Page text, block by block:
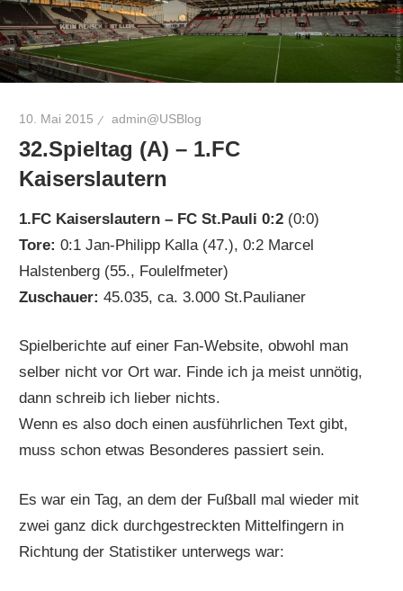
10. Mai 2015 admin@USBlog
32.Spieltag (A) – 1.FC
Kaiserslautern
1.FC Kaiserslautern – FC St.Pauli 0:2 (0:0)
Tore: 0:1 Jan-Philipp Kalla (47.), 0:2 Marcel
Halstenberg (55., Foulelfmeter)
Zuschauer: 45.035, ca. 3.000 St.Paulianer
Spielberichte auf einer Fan-Website, obwohl man
selber nicht vor Ort war. Finde ich ja meist unnötig,
dann schreib ich lieber nichts.
Wenn es also doch einen ausführlichen Text gibt,
muss schon etwas Besonderes passiert sein.
Es war ein Tag, an dem der Fußball mal wieder mit
zwei ganz dick durchgestreckten Mittelfingern in
Richtung der Statistiker unterwegs war: